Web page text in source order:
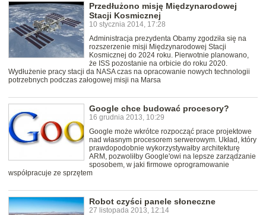
Przedłużono misję Międzynarodowej
Stacji Kosmicznej
10 stycznia 2014, 17:28
Administracja prezydenta Obamy zgodziła się na
rozszerzenie misji Międzynarodowej Stacji
Kosmicznej do 2024 roku. Pierwotnie planowano,
że ISS pozostanie na orbicie do roku 2020.
Wydłużenie pracy stacji da NASA czas na opracowanie nowych technologii
potrzebnych podczas załogowej misji na Marsa
Google chce budować procesory?
16 grudnia 2013, 10:29
Google może wkrótce rozpocząć prace projektowe
nad własnym procesorem serwerowym. Układ, który
prawdopodobnie wykorzystywałby architekturę
ARM, pozwoliłby Google'owi na lepsze zarządzanie
sposobem, w jaki firmowe oprogramowanie
współpracuje ze sprzętem
Robot czyści panele słoneczne
27 listopada 2013, 12:14